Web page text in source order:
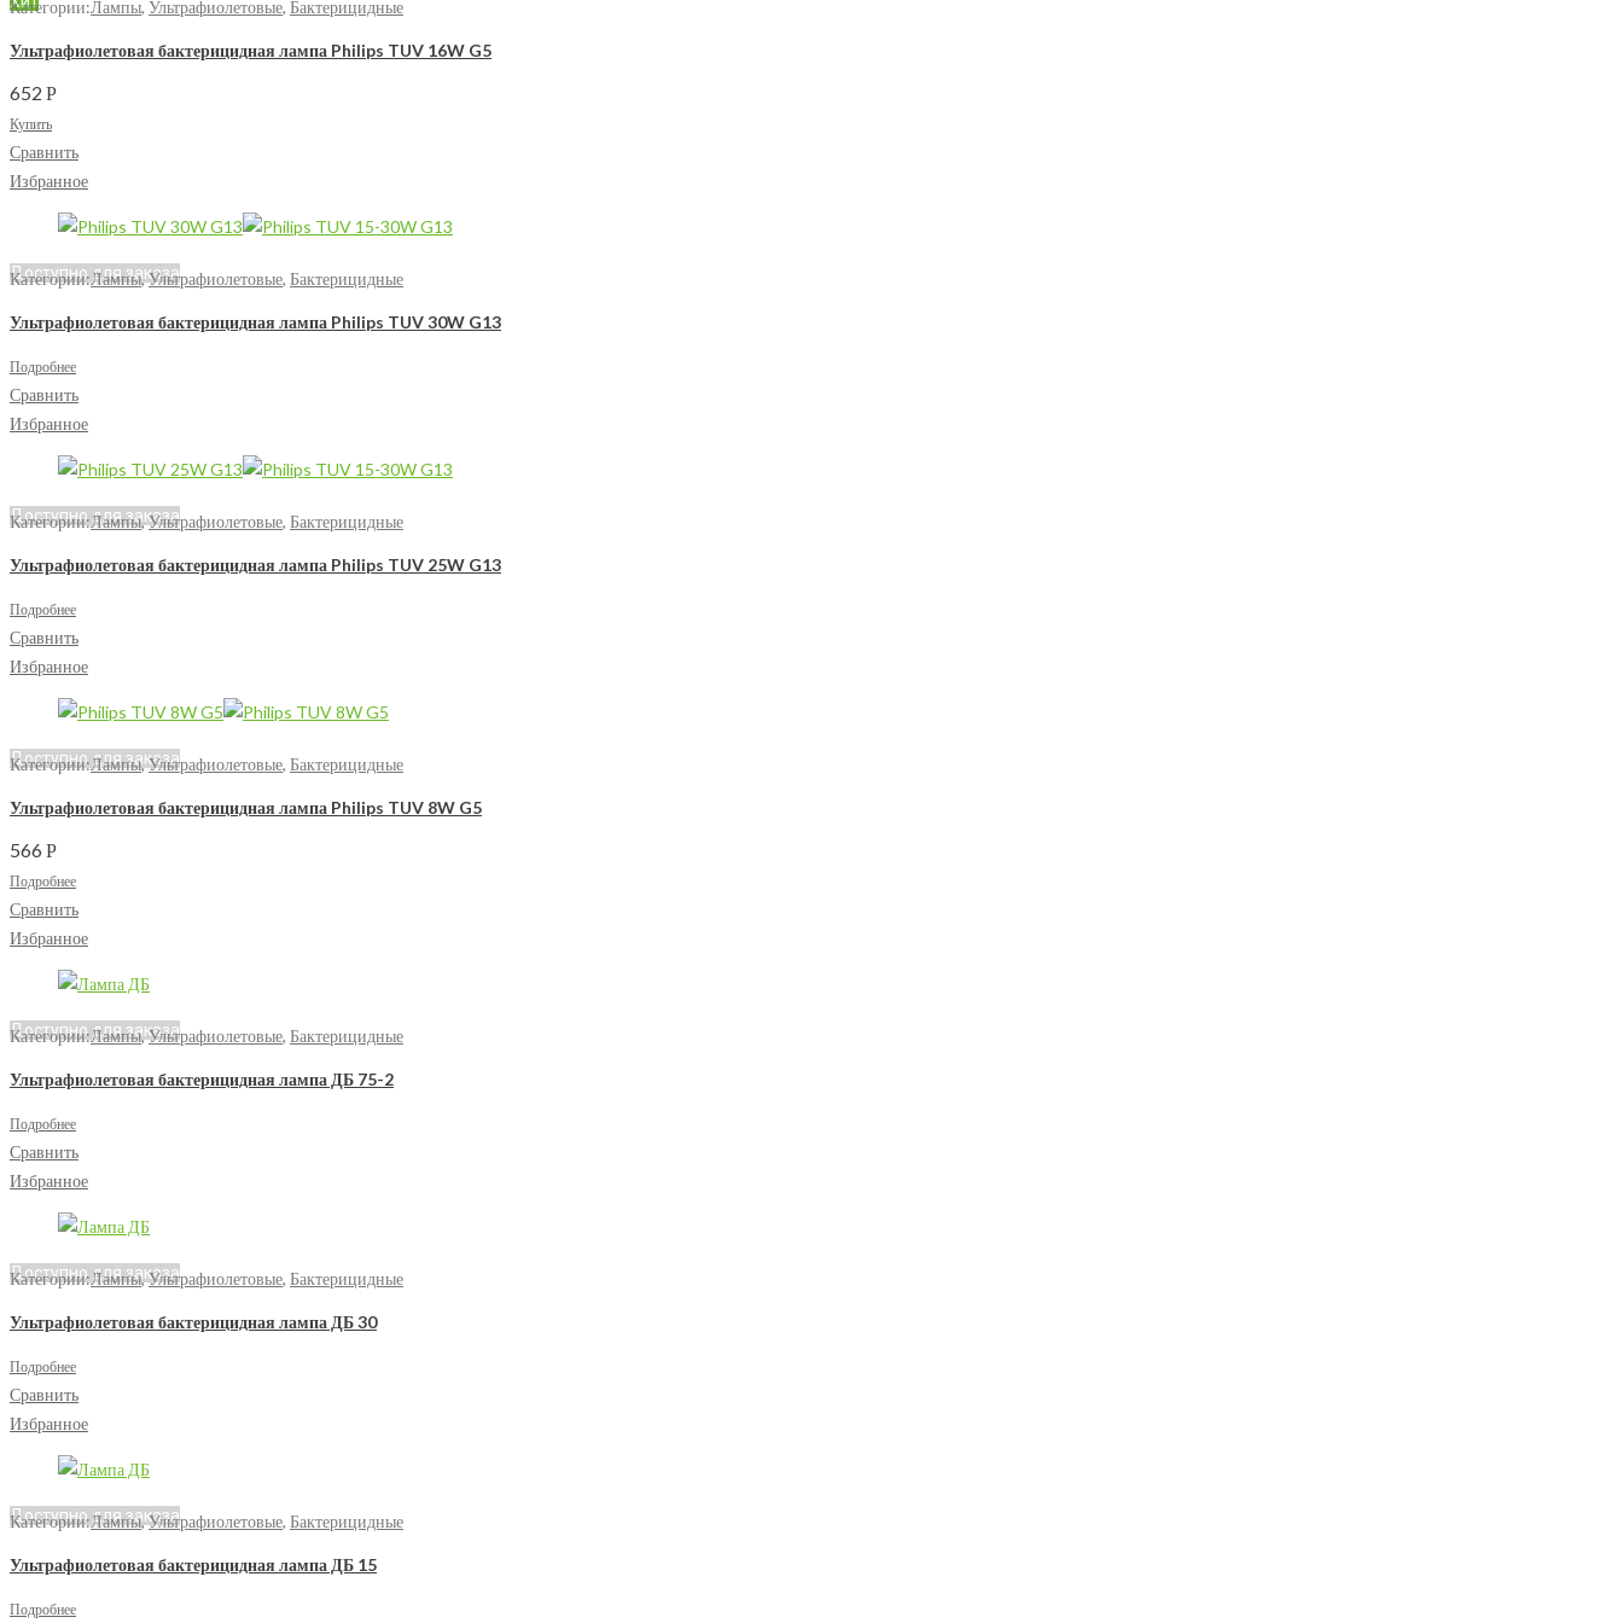
Категории:Лампы, Ультрафиолетовые, Бактерицидные
Ультрафиолетовая бактерицидная лампа Philips TUV 16W G5
652 Р
Купить
Сравнить
Избранное
Доступно для заказа
Категории:Лампы,Ультрафиолетовые, Бактерицидные
Ультрафиолетовая бактерицидная лампа Philips TUV 30W G13
Подробнее
Сравнить
Избранное
Доступно для заказа
Категории:Лампы,Ультрафиолетовые, Бактерицидные
Ультрафиолетовая бактерицидная лампа Philips TUV 25W G13
Подробнее
Сравнить
Избранное
Доступно для заказа
Категории:Лампы,Ультрафиолетовые, Бактерицидные
Ультрафиолетовая бактерицидная лампа Philips TUV 8W G5
566 Р
Подробнее
Сравнить
Избранное
Доступно для заказа
Категории:Лампы,Ультрафиолетовые, Бактерицидные
Ультрафиолетовая бактерицидная лампа ДБ 75-2
Подробнее
Сравнить
Избранное
Доступно для заказа
Категории:Лампы,Ультрафиолетовые, Бактерицидные
Ультрафиолетовая бактерицидная лампа ДБ 30
Подробнее
Сравнить
Избранное
Доступно для заказа
Категории:Лампы,Ультрафиолетовые, Бактерицидные
Ультрафиолетовая бактерицидная лампа ДБ 15
Подробнее